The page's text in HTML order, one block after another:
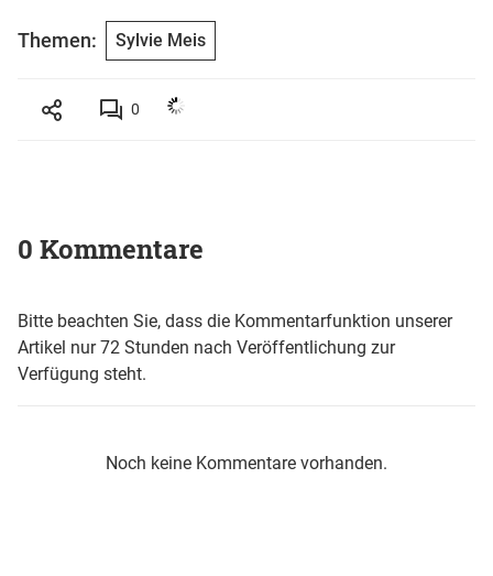
Themen: Sylvie Meis
0
0 Kommentare
Bitte beachten Sie, dass die Kommentarfunktion unserer
Artikel nur 72 Stunden nach Veröffentlichung zur
Verfügung steht.
Noch keine Kommentare vorhanden.